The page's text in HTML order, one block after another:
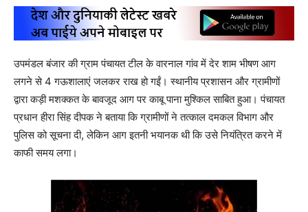
उपमंडल बंजार की ग्राम पंचायत टील के वारनाल गांव में देर शाम भीषण आग
लगने से 4 गऊशालाएं जलकर राख हो गईं। स्थानीय प्रशासन और ग्रामीणों
द्वारा कड़ी मशक्कत के बावजूद आग पर काबू पाना मुश्किल साबित हुआ। पंचायत
प्रधान हीरा सिंह दीपक ने बताया कि ग्रामीणों ने तत्काल दमकल विभाग और
पुलिस को सूचना दी, लेकिन आग इतनी भयानक थी कि उसे नियंत्रित करने में
काफी समय लगा।